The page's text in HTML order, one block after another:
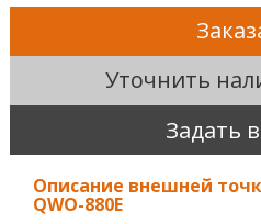
Уточнить
Задать
Описание внешней
QWO-880E